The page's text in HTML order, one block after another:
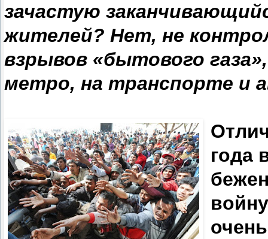
зачастую
жителей? Нет, не
взрывов «бытового
метро, на транспорте и
года